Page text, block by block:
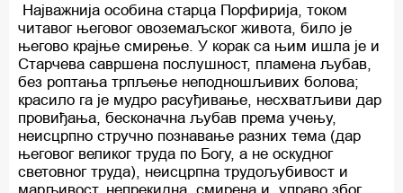
Најважнија особина старца Порфирија, током
читавог његовог овоземаљског живота, било је
његово крајње смирење. У корак са њим ишла је и
Старчева савршена послушност, пламена љубав,
без роптања трпљење неподношљивих болова;
красило га је мудро расуђивање, несхватљиви дар
провиђања, бесконачна љубав према учењу,
неисцрпно стручно познавање разних тема (дар
његовог великог труда по Богу, а не оскудног
световног труда), неисцрпна трудољубивост и